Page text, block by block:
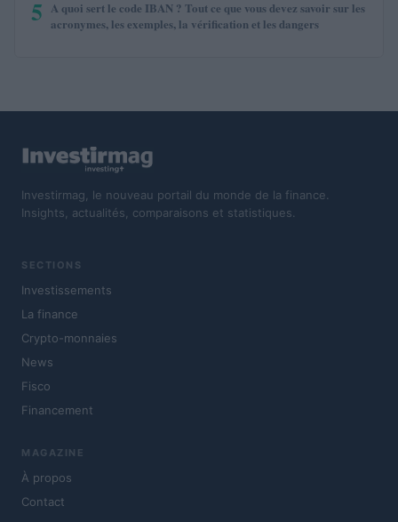
5 A quoi sert le code IBAN ? Tout ce que vous devez savoir sur les
acronymes, les exemples, la vérification et les dangers
Investirmag, le nouveau portail du monde de la finance.
Insights, actualités, comparaisons et statistiques.
SECTIONS
Investissements
La finance
Crypto-monnaies
News
Fisco
Financement
MAGAZINE
À propos
Contact